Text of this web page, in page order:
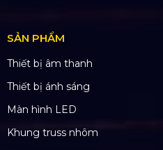
15/04/2011